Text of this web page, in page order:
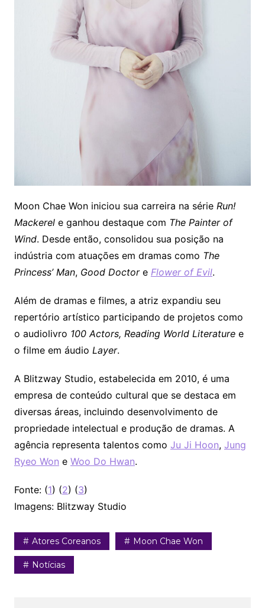
Moon Chae Won iniciou sua carreira na série Run!
Mackerele ganhou destaque com The Painter of
Wind. Desde então, consolidou sua posição na
indústria com atuações em dramas como The
Princess’ Man, Good Doctore Flower of Evil.
Além de dramas e filmes, a atriz expandiu seu
repertório artístico participando de projetos como
o audiolivro 100 Actors, Reading World Literaturee
o filme em áudio Layer.
A Blitzway Studio, estabelecida em 2010, é uma
empresa de conteúdo cultural que se destaca em
diversas áreas, incluindo desenvolvimento de
propriedade intelectual e produção de dramas. A
agência representa talentos como Ju Ji Hoon, Jung
Ryeo Won e Woo Do Hwan.
Fonte: (1) (2) (3)
Imagens: Blitzway Studio
Atores Coreanos Moon Chae Won
Notícias